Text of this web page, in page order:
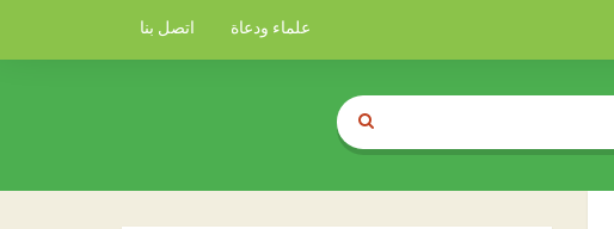
علماء ودعاة اتصل بنا